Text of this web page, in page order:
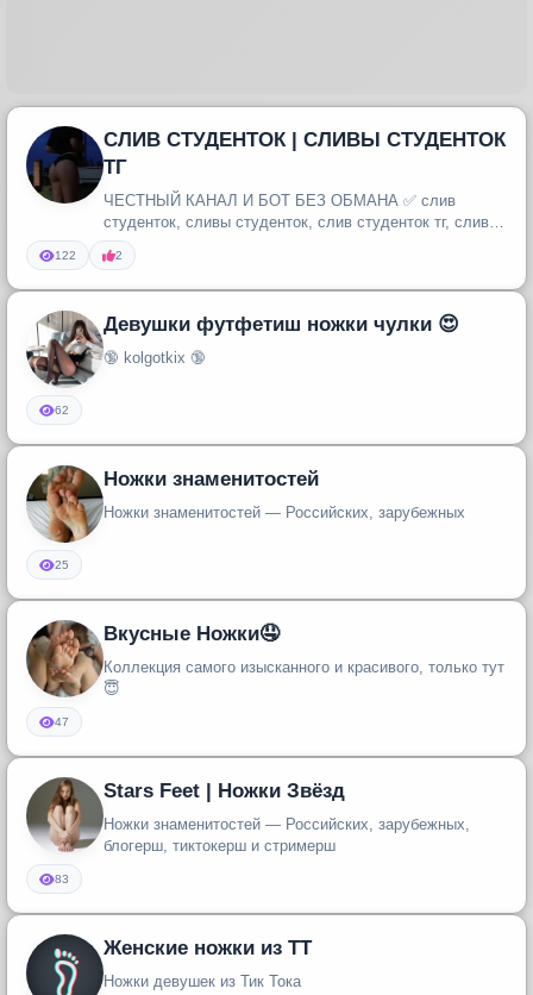
СЛИВ СТУДЕНТОК | СЛИВЫ СТУДЕНТОК
ТГ
ЧЕСТНЫЙ КАНАЛ И БОТ БЕЗ ОБМАНА ✅ слив
студенток, сливы студенток, слив студенток тг, сливы
студенток тг, студентки, сту...
122 2
Девушки футфетиш ножки чулки 😍
🔞 kolgotkix 🔞
62
Ножки знаменитостей
Ножки знаменитостей — Российских, зарубежных
25
Вкусные Ножки🤤
Коллекция самого изысканного и красивого, только тут
😇
47
Stars Feet | Ножки Звёзд
Ножки знаменитостей — Российских, зарубежных,
блогерш, тиктокерш и стримерш
83
Женские ножки из ТТ
Ножки девушек из Тик Тока